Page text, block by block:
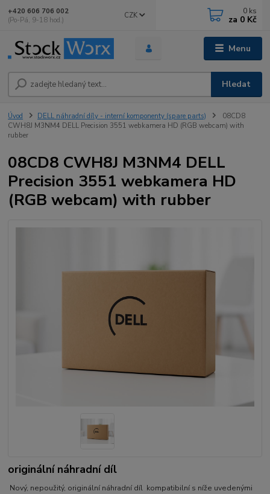
Menu
CZK
Hledat
+420 606 706 002
(Po-Pá, 9-18 hod.)
0 ks
za 0 Kč
Úvod DELL náhradní díly - interní komponenty (spare parts)
08CD8
CWH8J M3NM4 DELL Precision 3551 webkamera HD (RGB webcam) with
rubber
08CD8 CWH8J M3NM4 DELL
Precision 3551 webkamera HD
(RGB webcam) with rubber
originální náhradní díl
Nový, nepoužitý, originální náhradní díl kompatibilní s níže uvedenými